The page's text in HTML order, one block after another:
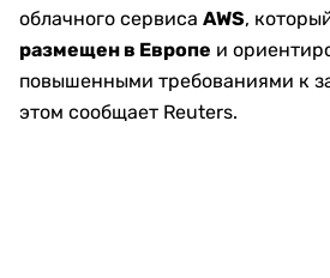
облачного сервиса AWS,
размещен в Европе и
повышенными требованиями к
этом сообщает Reuters.